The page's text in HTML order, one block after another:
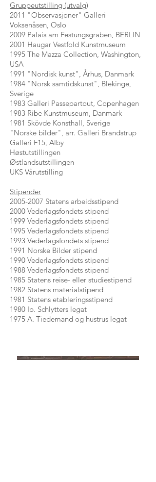
Gruppeutstilling (utvalg)
2011 "Observasjoner" Galleri
Voksenåsen, Oslo
2009 Palais am Festungsgraben, BERLIN
2001 Haugar Vestfold Kunstmuseum
1995 The Mazza Collection, Washington,
USA
1991 "Nordisk kunst", Århus, Danmark
1984 "Norsk samtidskunst", Blekinge,
Sverige
1983 Galleri Passepartout, Copenhagen
1983 Ribe Kunstmuseum, Danmark
1981 Skövde Konsthall, Sverige
"Norske bilder", arr. Galleri Brandstrup
Galleri F15, Alby
Høstutstillingen
Østlandsutstillingen
UKS Vårutstilling
Stipender
2005-2007 Statens arbeidsstipend
2000 Vederlagsfondets stipend
1999 Vederlagsfondets stipend
1995 Vederlagsfondets stipend
1993 Vederlagsfondets stipend
1991 Norske Bilder stipend
1990 Vederlagsfondets stipend
1988 Vederlagsfondets stipend
1985 Statens reise- eller studiestipend
1982 Statens materialstipend
1981 Statens etableringsstipend
1980 Ib. Schlytters legat
1975 A. Tiedemand og hustrus legat